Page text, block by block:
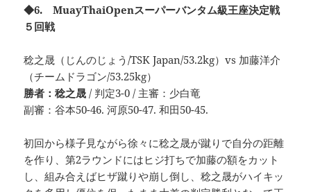
◆6. MuayThaiOpenスーパーバンタム級王座決定戦
５回戦
稔之晟（じんのじょう/TSK Japan/53.2kg）vs 加藤洋介
（チームドラゴン/53.25kg）
勝者：稔之晟 / 判定3-0 / 主審：少白竜
副審：谷本50-46. 河原50-47. 和田50-45.
初回から様子見ながら徐々に稔之晟が蹴りで自分の距離
を作り、第2ラウンドにはヒジ打ちで加藤の額をカット
し、組み合えばヒザ蹴りや崩し倒し、稔之晟がハイキッ